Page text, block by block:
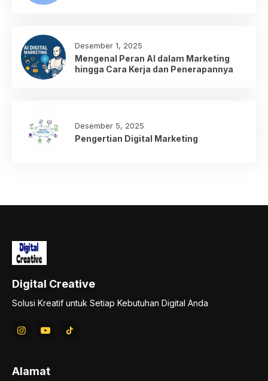
Desember 1, 2025
Mengenal Peran AI dalam Marketing
hingga Cara Kerja dan Penerapannya
Desember 5, 2025
Pengertian Digital Marketing
Digital Creative
Solusi Kreatif untuk Setiap Kebutuhan Digital Anda
Alamat